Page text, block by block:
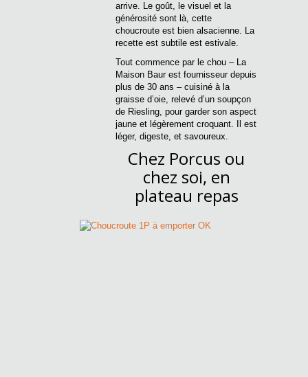
arrive. Le goût, le visuel et la
générosité sont là, cette
choucroute est bien alsacienne. La
recette est subtile est estivale.
Tout commence par le chou – La
Maison Baur est fournisseur depuis
plus de 30 ans – cuisiné à la
graisse d’oie, relevé d’un soupçon
de Riesling, pour garder son aspect
jaune et légèrement croquant. Il est
léger, digeste, et savoureux.
Chez Porcus ou
chez soi, en
plateau repas